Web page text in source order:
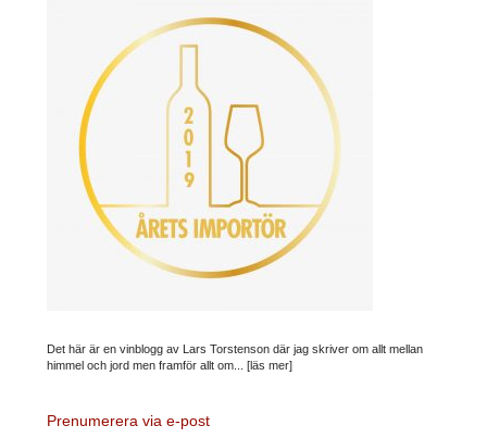
Det här är en vinblogg av Lars Torstenson där jag skriver om allt mellan
himmel och jord men framför allt om... [läs mer]
Prenumerera via e-post